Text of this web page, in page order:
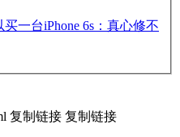
买一台iPhone 6s：真心修不
复制链接 复制链接